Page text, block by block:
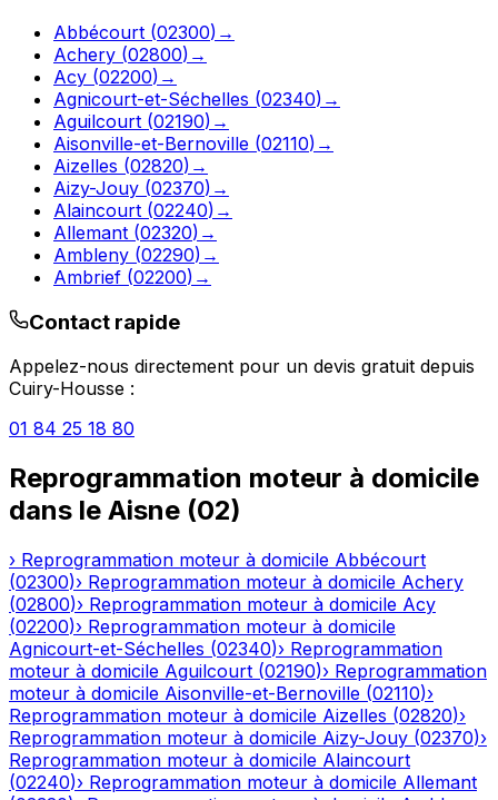
Abbécourt (02300) →
Achery (02800) →
Acy (02200) →
Agnicourt-et-Séchelles (02340) →
Aguilcourt (02190) →
Aisonville-et-Bernoville (02110) →
Aizelles (02820) →
Aizy-Jouy (02370) →
Alaincourt (02240) →
Allemant (02320) →
Ambleny (02290) →
Ambrief (02200) →
Contact rapide
Appelez-nous directement pour un devis gratuit depuis
Cuiry-Housse :
01 84 25 18 80
Reprogrammation moteur à domicile
dans le Aisne (02)
› Reprogrammation moteur à domicile Abbécourt
(02300)› Reprogrammation moteur à domicile Achery
(02800)› Reprogrammation moteur à domicile Acy
(02200)› Reprogrammation moteur à domicile
Agnicourt-et-Séchelles (02340)› Reprogrammation
moteur à domicile Aguilcourt (02190)› Reprogrammation
moteur à domicile Aisonville-et-Bernoville (02110)›
Reprogrammation moteur à domicile Aizelles (02820)›
Reprogrammation moteur à domicile Aizy-Jouy (02370)›
Reprogrammation moteur à domicile Alaincourt
(02240)› Reprogrammation moteur à domicile Allemant